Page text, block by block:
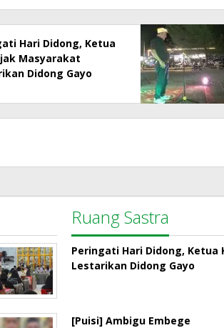
Hari Didong, Ketua
Masyarakat
Didong Gayo
Ruang Sastra
Peringati Hari Didong, Ketua
Lestarikan Didong Gayo
[Puisi] Ambigu Embege